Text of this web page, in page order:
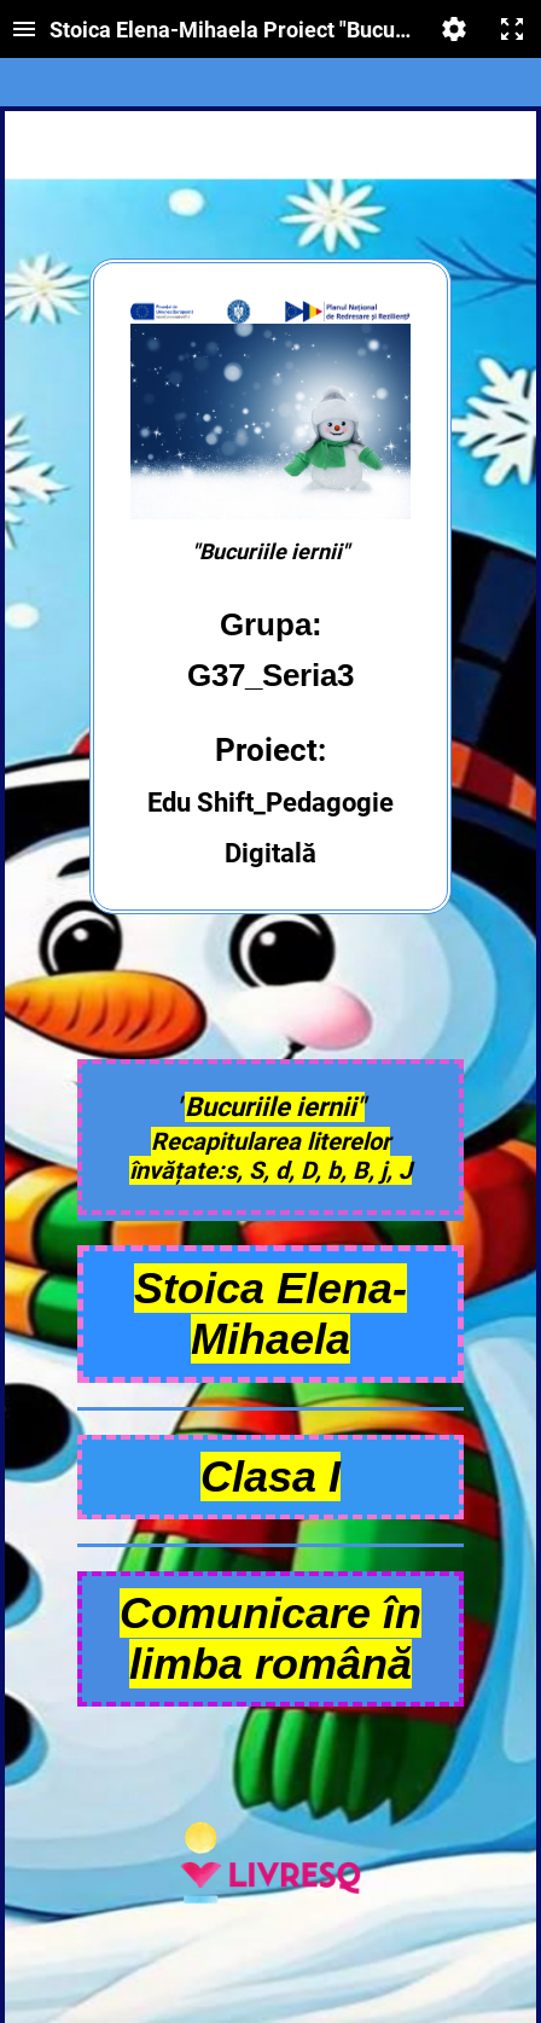
Stoica Elena-Mihaela Proiect "Bucuriile iernii -
"Bucuriile iernii"
Grupa:
G37_Seria3
Proiect:
Edu Shift_Pedagogie
Digitală
"Bucuriile iernii"
Recapitularea literelor
învățate:s, S, d, D, b, B, j, J
Stoica Elena-
Mihaela
Clasa I
Comunicare în
limba română